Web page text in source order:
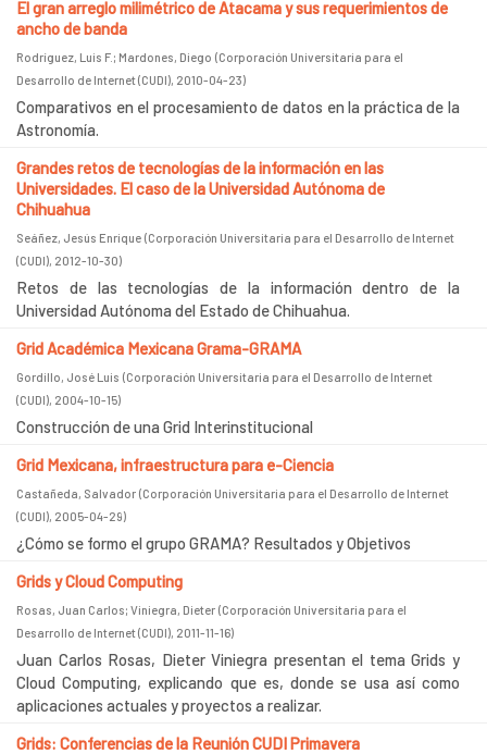
El gran arreglo milimétrico de Atacama y sus requerimientos de
ancho de banda
Rodríguez, Luis F. ; Mardones, Diego (Corporación Universitaria para el
Desarrollo de Internet (CUDI), 2010-04-23)
Comparativos en el procesamiento de datos en la práctica de la
Astronomía.
Grandes retos de tecnologías de la información en las
Universidades. El caso de la Universidad Autónoma de
Chihuahua
Seáñez, Jesús Enrique (Corporación Universitaria para el Desarrollo de Internet
(CUDI), 2012-10-30)
Retos de las tecnologías de la información dentro de la
Universidad Autónoma del Estado de Chihuahua.
Grid Académica Mexicana Grama-GRAMA
Gordillo, José Luis (Corporación Universitaria para el Desarrollo de Internet
(CUDI), 2004-10-15)
Construcción de una Grid Interinstitucional
Grid Mexicana, infraestructura para e-Ciencia
Castañeda, Salvador (Corporación Universitaria para el Desarrollo de Internet
(CUDI), 2005-04-29)
¿Cómo se formo el grupo GRAMA? Resultados y Objetivos
Grids y Cloud Computing
Rosas, Juan Carlos; Viniegra, Dieter (Corporación Universitaria para el
Desarrollo de Internet (CUDI), 2011-11-16)
Juan Carlos Rosas, Dieter Viniegra presentan el tema Grids y
Cloud Computing, explicando que es, donde se usa así como
aplicaciones actuales y proyectos a realizar.
Grids: Conferencias de la Reunión CUDI Primavera